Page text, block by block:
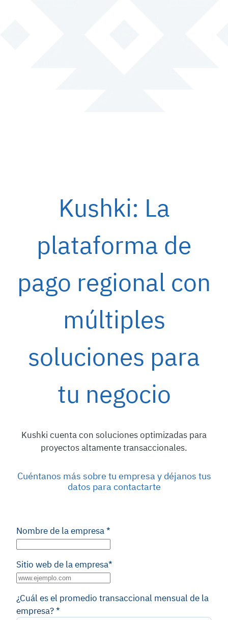
Kushki: La
plataforma de
pago regional con
múltiples
soluciones para
tu negocio
Kushki cuenta con soluciones optimizadas para
proyectos altamente transaccionales.
Cuéntanos más sobre tu empresa y déjanos tus
datos para contactarte
Nombre de la empresa*
Sitio web de la empresa*
¿Cuál es el promedio transaccional mensual de la
empresa?*